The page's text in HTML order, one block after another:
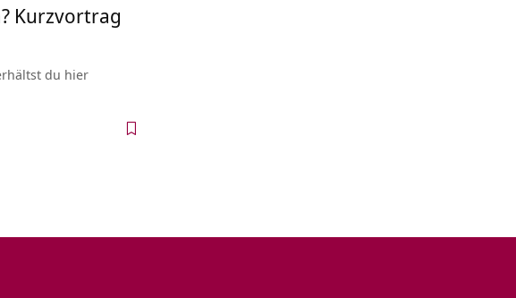
Kurzvortrag
du hier